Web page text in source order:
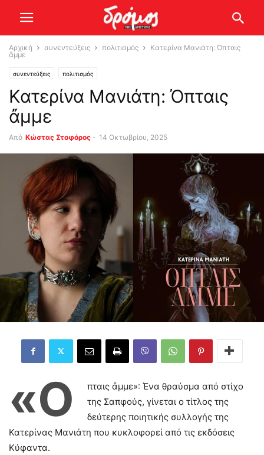
Αρχική συνεντεύξεις πολιτισμός
Κατερίνα Μανιάτη: Όπταις
ἄμμε
συνεντεύξεις πολιτισμός
Κατερίνα Μανιάτη: Όπταις
ἄμμε
Από Κώστας Στοφόρος - 14 Οκτωβρίου, 2025
«Ό
πταις ἄμμε»: Ένα θραύσμα από στίχο
της Σαπφούς, γίνεται ο τίτλος της
δεύτερης ποιητικής συλλογής της
Κατερίνας Μανιάτη που κυκλοφορεί από τις εκδόσεις
Κύφαντα.